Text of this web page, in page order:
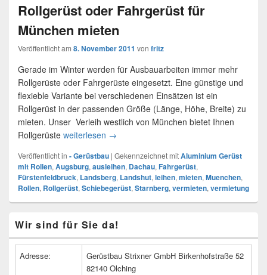
Rollgerüst oder Fahrgerüst für
München mieten
Veröffentlicht am 8. November 2011 von fritz
Gerade im Winter werden für Ausbauarbeiten immer mehr
Rollgerüste oder Fahrgerüste eingesetzt. Eine günstige und
flexieble Variante bei verschiedenen Einsätzen ist ein
Rollgerüst in der passenden Größe (Länge, Höhe, Breite) zu
mieten. Unser Verleih westlich von München bietet Ihnen
Rollgerüste weiterlesen Rollgerüst oder Fahrgerüst für München
→
Veröffentlicht in - Gerüstbau | Gekennzeichnet mitAluminium Gerüst
mit Rollen, Augsburg, ausleihen, Dachau, Fahrgerüst,
Fürstenfeldbruck, Landsberg, Landshut, leihen, mieten, Muenchen,
Rollen, Rollgerüst, Schiebegerüst, Starnberg, vermieten, vermietung
Seitenleisten
Widget-
Wir sind für Sie da!
Adresse:
Gerüstbau Strixner GmbH Birkenhofstraße 52
82140 Olching